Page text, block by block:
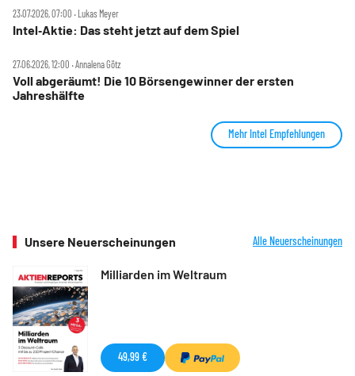
23.07.2026, 07:00 ‧ Lukas Meyer
Intel‑Aktie: Das steht jetzt auf dem Spiel
27.06.2026, 12:00 ‧ Annalena Götz
Voll abgeräumt! Die 10 Börsengewinner der ersten
Jahreshälfte
Mehr Intel Empfehlungen
Unsere Neuerscheinungen Alle Neuerscheinungen
Milliarden im Weltraum
49,99 €